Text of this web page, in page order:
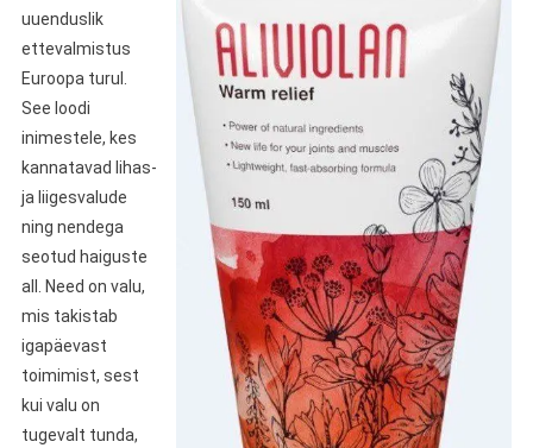
uuenduslik
ettevalmistus
Euroopa turul.
See loodi
inimestele, kes
kannatavad lihas-
ja liigesvalude
ning nendega
seotud haiguste
all. Need on valu,
mis takistab
igapäevast
toimimist, sest
kui valu on
tugevalt tunda,